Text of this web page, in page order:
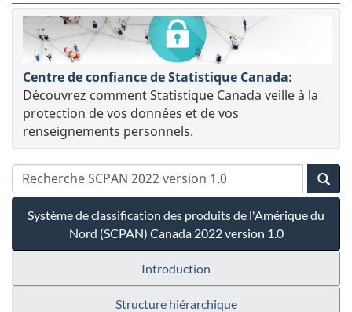
Centre de confiance de Statistique Canada:
Découvrez comment Statistique Canada veille à la
protection de vos données et de vos
renseignements personnels.
Système de classification des produits de l'Amérique du
Nord (SCPAN) Canada 2022 version 1.0
Introduction
Structure hiérarchique